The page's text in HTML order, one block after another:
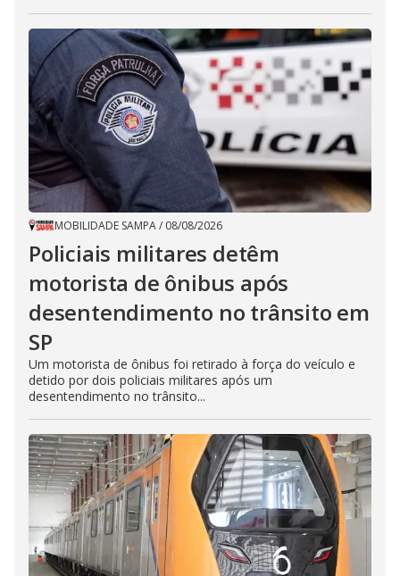
MOBILIDADE SAMPA/ 08/08/2026
Policiais militares detêm
motorista de ônibus após
desentendimento no trânsito em
SP
Um motorista de ônibus foi retirado à força do veículo e
detido por dois policiais militares após um
desentendimento no trânsito...